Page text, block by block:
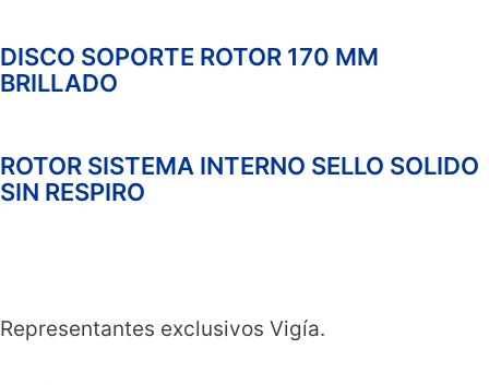
DISCO SOPORTE ROTOR 170 MM
BRILLADO
ROTOR SISTEMA INTERNO SELLO SOLIDO
SIN RESPIRO
Representantes exclusivos Vigía.